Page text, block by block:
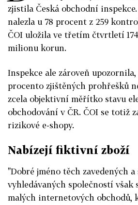
zjistila Česká obchodní
nalezla u 78 procent z 259
ČOI uložila ve třetím čtvrtletí 174
milionu korun.
Inspekce ale zároveň upozornila,
procento zjištěných prohřešků
zcela objektivní měřítko stavu
obchodování v ČR. ČOI se totiž
rizikové e-shopy.
Nabízejí fiktivní zboží
"Dobré jméno těch zavedených
vyhledávaných společností však
malých internetových obchodů,